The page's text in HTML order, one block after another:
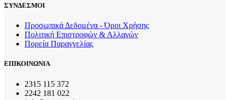
ΣΥΝΔΕΣΜΟΙ
Προσωπικά Δεδομένα - Όροι Χρήσης
Πολιτική Επιστροφών & Αλλαγών
Πορεία Παραγγελίας
ΕΠΙΚΟΙΝΩΝΙΑ
2315 115 372
2242 181 022